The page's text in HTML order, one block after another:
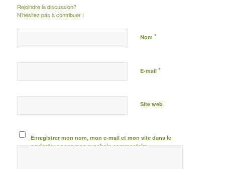
Rejoindre la discussion?
N’hésitez pas à contribuer !
Nom *
E-mail *
Site web
Enregistrer mon nom, mon e-mail et mon site dans le
navigateur pour mon prochain commentaire.